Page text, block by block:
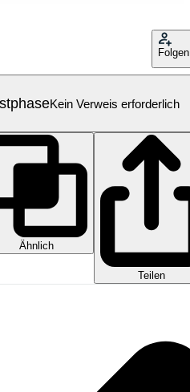
Folgen
Kein Verweis erforderlich
Ähnlich
Teilen